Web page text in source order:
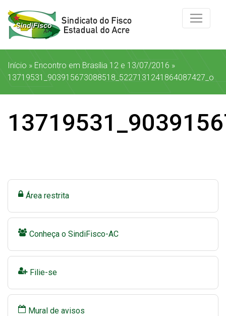
Início » Encontro em Brasília 12 e 13/07/2016 »
13719531_903915673088518_5227131241864087427_o
Área restrita
Conheça o SindiFisco-AC
Filie-se
Mural de avisos